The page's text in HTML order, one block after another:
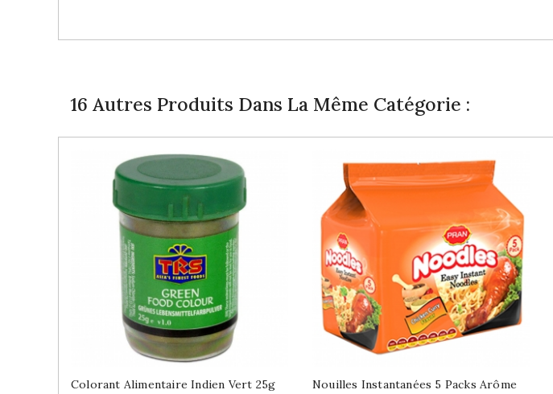
16 Autres Produits Dans La Même Catégorie :
Colorant Alimentaire Indien Vert 25g
Nouilles Instantanées 5 Packs Arôme